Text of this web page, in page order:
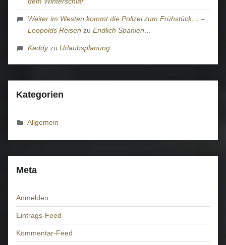
Weiter im Westen kommt die Polizei zum Frühstück… –
Leopolds Reisen zuEndlich Spanien…
Kaddyzu Urlaubsplanung
Kategorien
Allgemein
Meta
Anmelden
Eintrags-Feed
Kommentar-Feed